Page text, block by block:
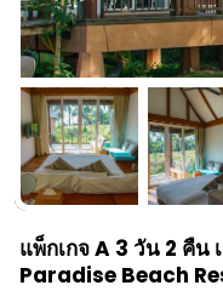
แพ็กเกจ A 3 วัน 2 คืน
Paradise Beach